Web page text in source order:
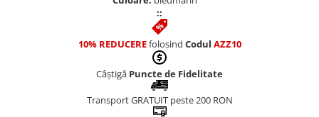
::
10% REDUCEREfolosind Codul AZZ10
Câștigă Puncte de Fidelitate
Transport GRATUIT peste 200 RON